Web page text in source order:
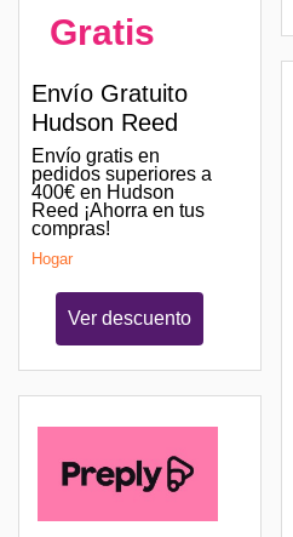
Gratis
Envío Gratuito
Hudson Reed
Envío gratis en
pedidos superiores a
400€ en Hudson
Reed ¡Ahorra en tus
compras!
Hogar
Ver descuento